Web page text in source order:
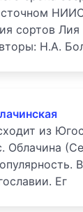
сортов
Н.А.
из
Облачина
Ег